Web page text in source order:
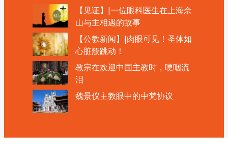
【见证】|一位眼科医生在上海佘
山与主相遇的故事
【公教新闻】|肉眼可见！圣体如
心脏般跳动！
教宗在欢迎中国主教时，哽咽流
泪
魏景仪主教眼中的中梵协议